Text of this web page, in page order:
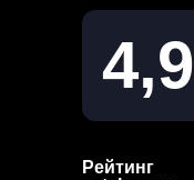
4,9
Рейтинг